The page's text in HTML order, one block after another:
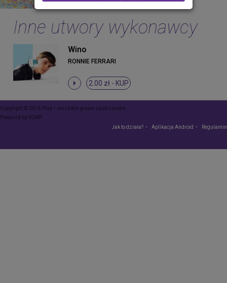
Inne utwory wykonawcy
Wino
RONNIE FERRARI
2.00 zł - KUP
Copyright © 2015 Play – wszelkie prawa zastrzeżone
Powered byVCMP
Jak to działa?
Aplikacja Android Regulamin